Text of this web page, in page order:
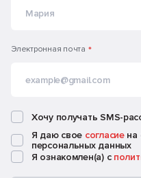
Электронная почта *
Хочу получать SMS-
Я даю свое согласие на
персональных данных
Я ознакомлен(а) с